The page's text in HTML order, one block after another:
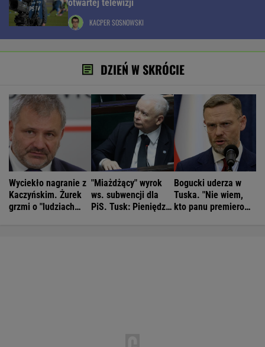
otwartej telewizji
KACPER SOSNOWSKI
DZIEŃ W SKRÓCIE
Wyciekło nagranie z
Kaczyńskim. Żurek
grzmi o "ludziach
"Miażdżący" wyrok
ws. subwencji dla
PiS. Tusk: Pieniędzy
Bogucki uderza w
Tuska. "Nie wiem,
kto panu premierowi